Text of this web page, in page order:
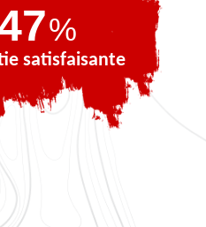
%
satisfaisante